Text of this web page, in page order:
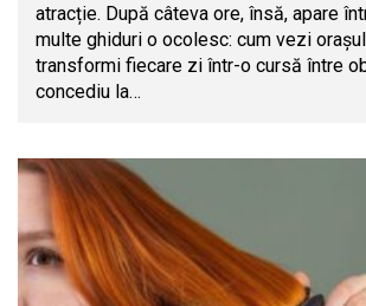
atracție. După câteva ore, însă, apare
multe ghiduri o ocolesc: cum vezi
transformi fiecare zi într-o cursă între
concediu la…